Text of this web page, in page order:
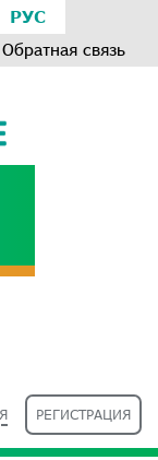
РУС
Обратная связь
РЕГИСТРАЦИЯ